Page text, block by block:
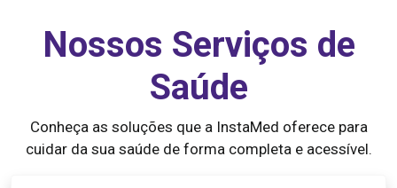
Nossos Serviços de
Saúde
Conheça as soluções que a InstaMed oferece para
cuidar da sua saúde de forma completa e acessível.